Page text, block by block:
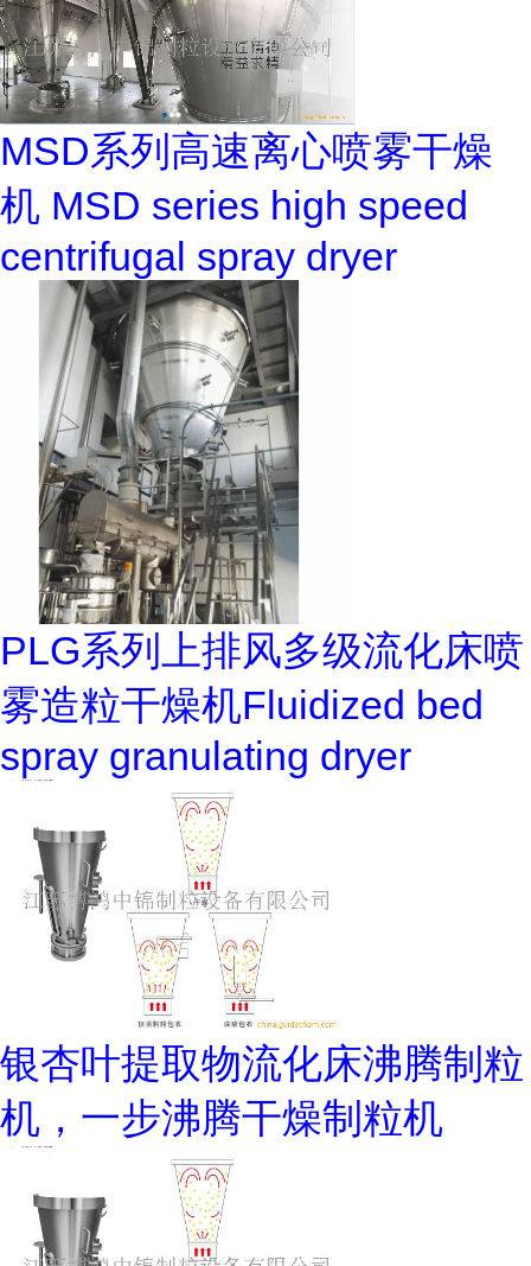
MSD系列高速离心喷雾干燥
机 MSD series high speed
centrifugal spray dryer
PLG系列上排风多级流化床喷
雾造粒干燥机Fluidized bed
spray granulating dryer
银杏叶提取物流化床沸腾制粒
机，一步沸腾干燥制粒机